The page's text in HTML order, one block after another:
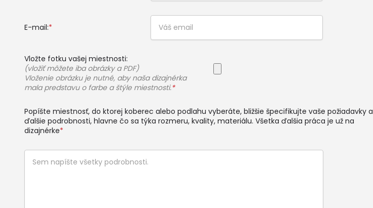
E-mail:*
Vložte fotku vašej miestnosti:
(vložiť môžete iba obrázky a PDF)
Vloženie obrázku je nutné, aby naša dizajnérka
mala predstavu o farbe a štýle miestnosti.*
Popíšte miestnosť, do ktorej koberec alebo podlahu vyberáte, bližšie špecifikujte vaše požiadavky a
ďalšie podrobnosti, hlavne čo sa týka rozmeru, kvality, materiálu. Všetka ďalšia práca je už na
dizajnérke*